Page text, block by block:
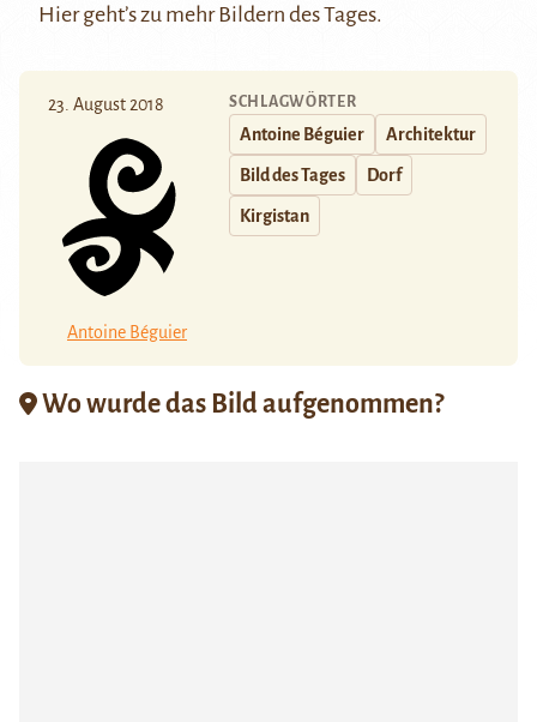
Hiergeht’s zu mehr Bildern des Tages.
23. August 2018
Antoine Béguier
SCHLAGWÖRTER
Antoine Béguier Architektur
Bild des Tages Dorf
Kirgistan
Wo wurde das Bild aufgenommen?